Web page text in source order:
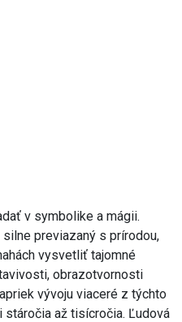
v symbolike a mágii.
previazaný s prírodou,
vysvetliť tajomné
obrazotvornosti
vývoju viaceré z týchto
až tisícročia. Ľudová